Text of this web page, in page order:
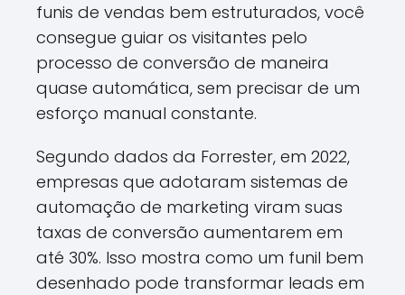
funis de vendas bem estruturados, você
consegue guiar os visitantes pelo
processo de conversão de maneira
quase automática, sem precisar de um
esforço manual constante.
Segundo dados da Forrester, em 2022,
empresas que adotaram sistemas de
automação de marketing viram suas
taxas de conversão aumentarem em
até 30%. Isso mostra como um funil bem
desenhado pode transformar leads em